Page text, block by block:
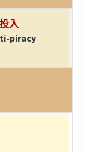
入
piracy